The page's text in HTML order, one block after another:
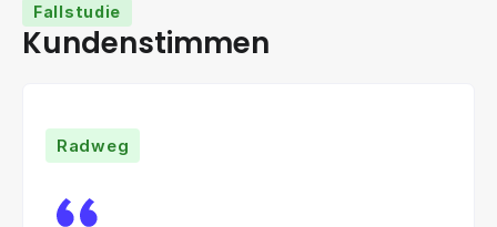
Fallstudie
Kundenstimmen
Radweg